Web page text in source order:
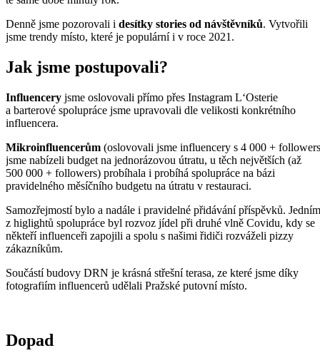
Denně jsme pozorovali i desítky stories od návštěvníků. Vytvořili
jsme trendy místo, které je populární i v roce 2021.
Jak jsme postupovali?
Influencery jsme oslovovali přímo přes Instagram L‘Osterie
a barterové spolupráce jsme upravovali dle velikosti konkrétního
influencera.
Mikroinfluencerům (oslovovali jsme influencery s 4 000 +
jsme nabízeli budget na jednorázovou útratu, u těch největších (až
500 000 + followers) probíhala i probíhá spolupráce na bázi
pravidelného měsíčního budgetu na útratu v restauraci.
Samozřejmostí bylo a nadále i pravidelné přidávání příspěvků. Jedním
z higlightů spolupráce byl rozvoz jídel při druhé vlně Covidu, kdy se
někteří influenceři zapojili a spolu s našimi řidiči rozváželi pizzy
zákazníkům.
Součástí budovy DRN je krásná střešní terasa, ze které jsme díky
fotografiím influencerů udělali Pražské putovní místo.
Dopad